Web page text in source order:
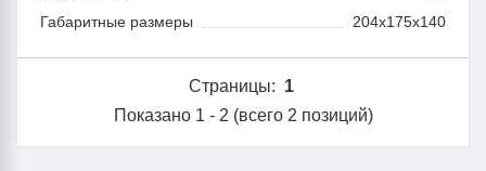
Габаритные размеры
204x175x140
Страницы: 1
Показано 1 - 2 (всего 2 позиций)